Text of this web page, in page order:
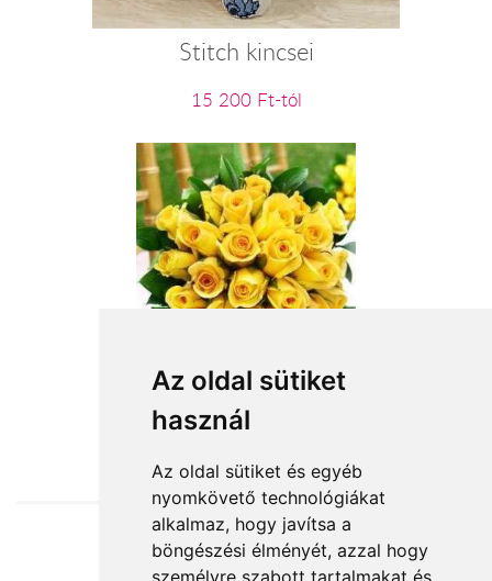
Az oldal sütiket
használ
Az oldal sütiket és egyéb
nyomkövető technológiákat
alkalmaz, hogy javítsa a
böngészési élményét, azzal hogy
személyre szabott tartalmakat és
Stitch kincsei
15 200 Ft-tól
25 szál sárga rózsa
52 800 Ft-tól
Elfogadott fizetési módok